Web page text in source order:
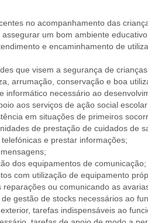
no acompanhamento das
um bom ambiente
e encaminhamento de
que visem a segurança de
arrumação, conservação e boa
informático necessário ao
aos serviços de ação social
em situações de primeiros
de prestação de cuidados de
e prestar informações;
dos equipamentos de comunicação;
com utilização de equipamento
ou comunicando as
gestão de stocks necessários ao
tarefas indispensáveis ao